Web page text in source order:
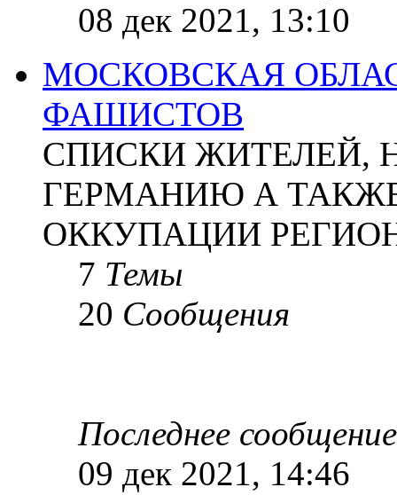
08 дек 2021, 13:10
МОСКОВСКАЯ
ФАШИСТОВ
СПИСКИ ЖИТЕЛЕЙ,
ГЕРМАНИЮ А
ОККУПАЦИИ
7 Темы
20 Сообщения
Последнее сообщение
09 дек 2021, 14:46